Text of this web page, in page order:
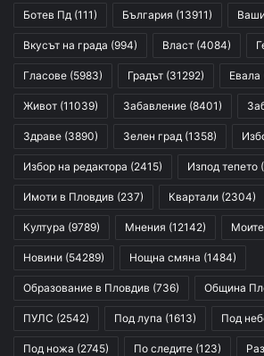
Ботев Пд (111) България (13911)
Вкусът на града (994) Власт (4084)
Гласове (5983) Градът (31292) Евала
Живот (11039) Забавление (8401)
Здраве (3890) Зелен град (1358)
Избор на редактора (2415) Изпод тепето
Имоти в Пловдив (237) Квартали (2304)
Култура (9789) Мнения (12142)
Новини (54289) Нощна смяна (1484)
Образование в Пловдив (736) Община
ПУЛС (2542) Под лупа (1613) Под
Под ножа (2745) По следите (123)